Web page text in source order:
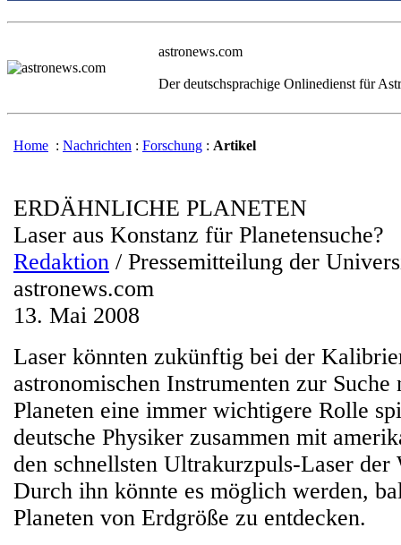
astronews.com
Der deutschsprachige Onlinedienst für
Home : Nachrichten : Forschung : Artikel
ERDÄHNLICHE PLANETEN
Laser aus Konstanz für Planetensuche?
Redaktion / Pressemitteilung der
astronews.com
13. Mai 2008
Laser könnten zukünftig bei der
astronomischen Instrumenten zur Suche
Planeten eine immer wichtigere Rolle
deutsche Physiker zusammen mit
den schnellsten Ultrakurzpuls-Laser der
Durch ihn könnte es möglich werden,
Planeten von Erdgröße zu entdecken.